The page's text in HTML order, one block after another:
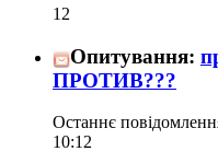
12
Опитування:
ПРОТИВ???
Останнє
10:12